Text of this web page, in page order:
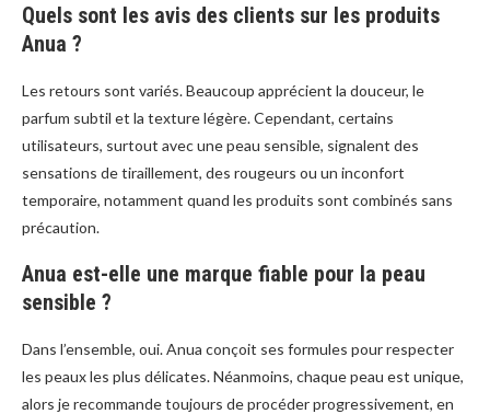
Quels sont les avis des clients sur les produits
Anua ?
Les retours sont variés. Beaucoup apprécient la douceur, le
parfum subtil et la texture légère. Cependant, certains
utilisateurs, surtout avec une peau sensible, signalent des
sensations de tiraillement, des rougeurs ou un inconfort
temporaire, notamment quand les produits sont combinés sans
précaution.
Anua est-elle une marque fiable pour la peau
sensible ?
Dans l’ensemble, oui. Anua conçoit ses formules pour respecter
les peaux les plus délicates. Néanmoins, chaque peau est unique,
alors je recommande toujours de procéder progressivement, en